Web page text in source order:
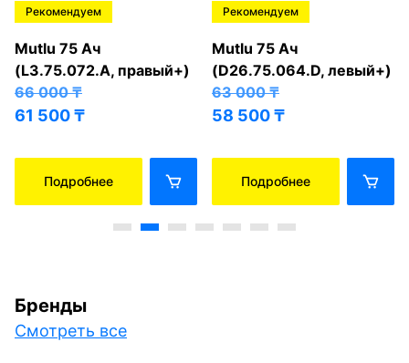
Рекомендуем
Mutlu 75 Ач
(L3.75.072.A, правый+)
66 000₸
61 500₸
Подробнее
Рекомендуем
Mutlu 75 Ач
(D26.75.064.D, левый+)
63 000₸
58 500₸
Подробнее
Бренды
Смотреть все